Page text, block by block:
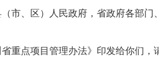
市、区）人民政府，省政府各部门
重点项目管理办法》印发给你们，